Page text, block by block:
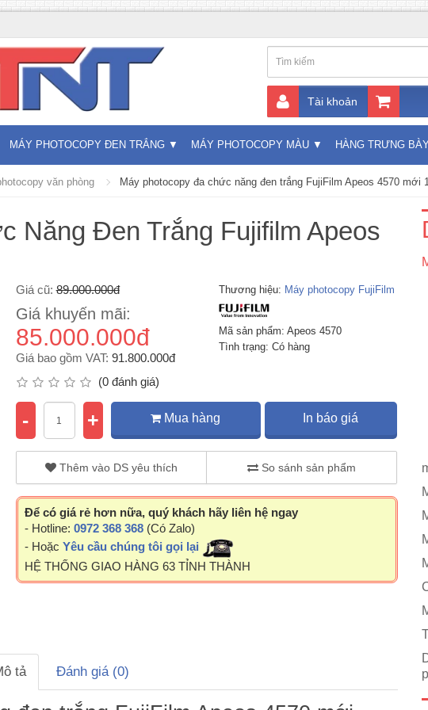
Tài khoản
MÁY PHOTOCOPY ĐEN TRẮNG MÁY PHOTOCOPY MÀU HÀNG TRƯNG BÀY
văn phòng Máy photocopy đa chức năng đen trắng FujiFilm Apeos 4570 mới
Năng Đen Trắng Fujifilm Apeos
Giá cũ: 89.000.000đ
Giá khuyến mãi:
85.000.000đ
Giá bao gồm VAT: 91.800.000đ
(0 đánh giá)
Thương hiệu: Máy photocopy FujiFilm
Mã sản phẩm: Apeos 4570
Tình trạng: Có hàng
- + Mua hàng In báo giá
Thêm vào DS yêu thích So sánh sản phẩm
Để có giá rẻ hơn nữa, quý khách hãy liên hệ ngay
- Hotline: 0972 368 368(Có Zalo)
- Hoặc Yêu cầu chúng tôi gọi lại
HỆ THỐNG GIAO HÀNG 63 TỈNH THÀNH
tả Đánh giá (0)